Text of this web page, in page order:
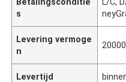
s
Levering vermoge
n
Levertijd